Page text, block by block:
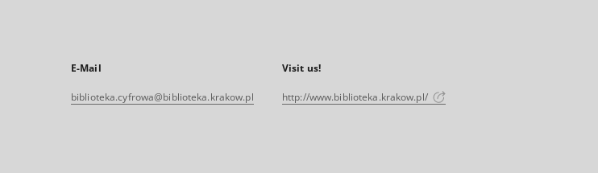
E-Mail
biblioteka.cyfrowa@biblioteka.krakow.pl
Visit us!
http://www.biblioteka.krakow.pl/